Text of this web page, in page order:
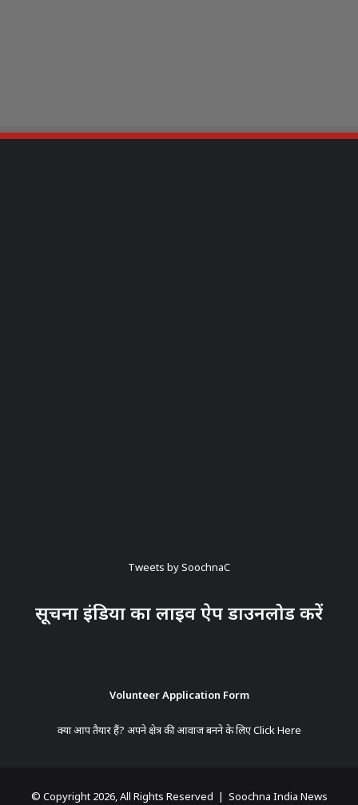
Tweets by SoochnaC
सूचना इंडिया का लाइव ऐप डाउनलोड करें
Volunteer Application Form
क्या आप तैयार हैं? अपने क्षेत्र की आवाज बनने के लिएClick Here
© Copyright 2026, All Rights Reserved | Soochna India News